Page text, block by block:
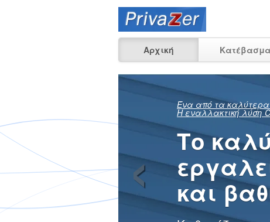
Αρχική Κατέβασμα
Δείτε
των
σας στον
στην εργασία
‹